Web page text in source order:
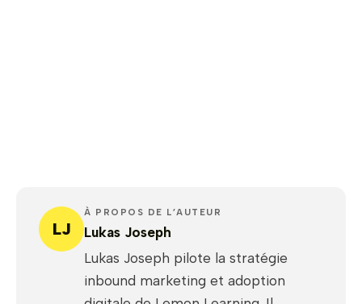
LJ
À PROPOS DE L’AUTEUR
Lukas Joseph
Lukas Joseph pilote la stratégie
inbound marketing et adoption